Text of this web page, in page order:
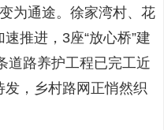
为通途。徐家湾村、花
推进，3座“放心桥”建
道路养护工程已完工近
，乡村路网正悄然织